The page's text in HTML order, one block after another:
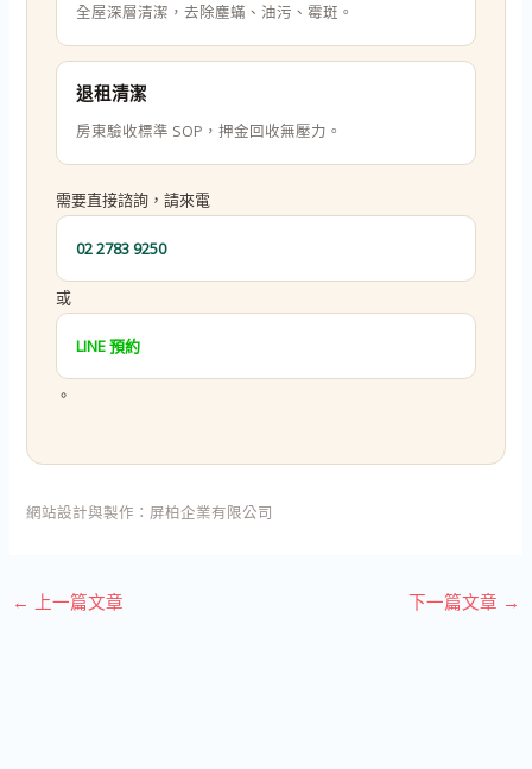
全屋深層清潔，去除塵蟎、油污、霉斑。
退租清潔
房東驗收標準 SOP，押金回收無壓力。
需要直接諮詢，請來電
02 2783 9250
或
LINE 預約
。
網站設計與製作： 屏柏企業有限公司
← 上一篇文章 下一篇文章 →